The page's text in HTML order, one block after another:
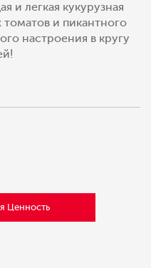
и легкая кукурузная
и пикантного
настроения в кругу
Ценность